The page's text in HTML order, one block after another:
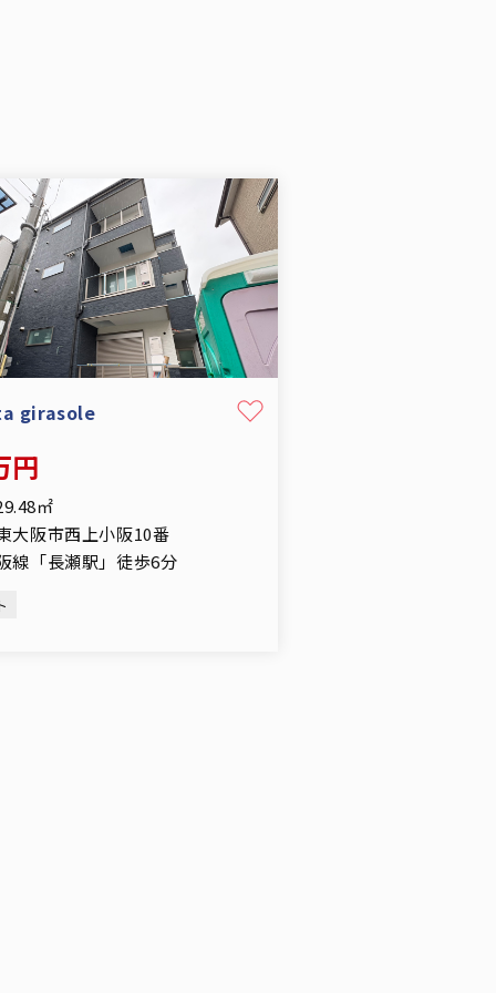
girasole
円
㎡
大阪市西上小阪10番
線「長瀬駅」徒歩6分